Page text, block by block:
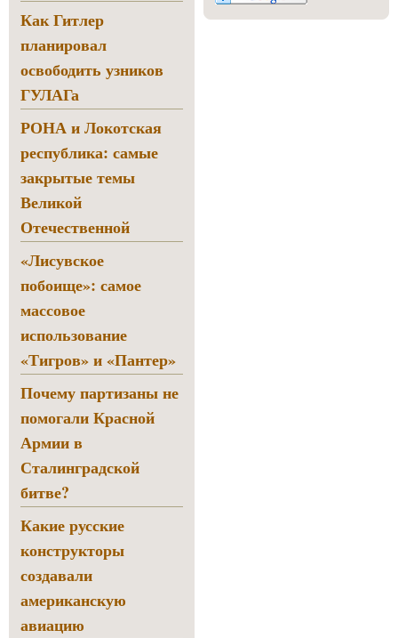
Как Гитлер
планировал
освободить узников
ГУЛАГа
РОНА и Локотская
республика: самые
закрытые темы
Великой
Отечественной
«Лисувское
побоище»: самое
массовое
использование
«Тигров» и «Пантер»
Почему партизаны не
помогали Красной
Армии в
Сталинградской
битве?
Какие русские
конструкторы
создавали
американскую
авиацию